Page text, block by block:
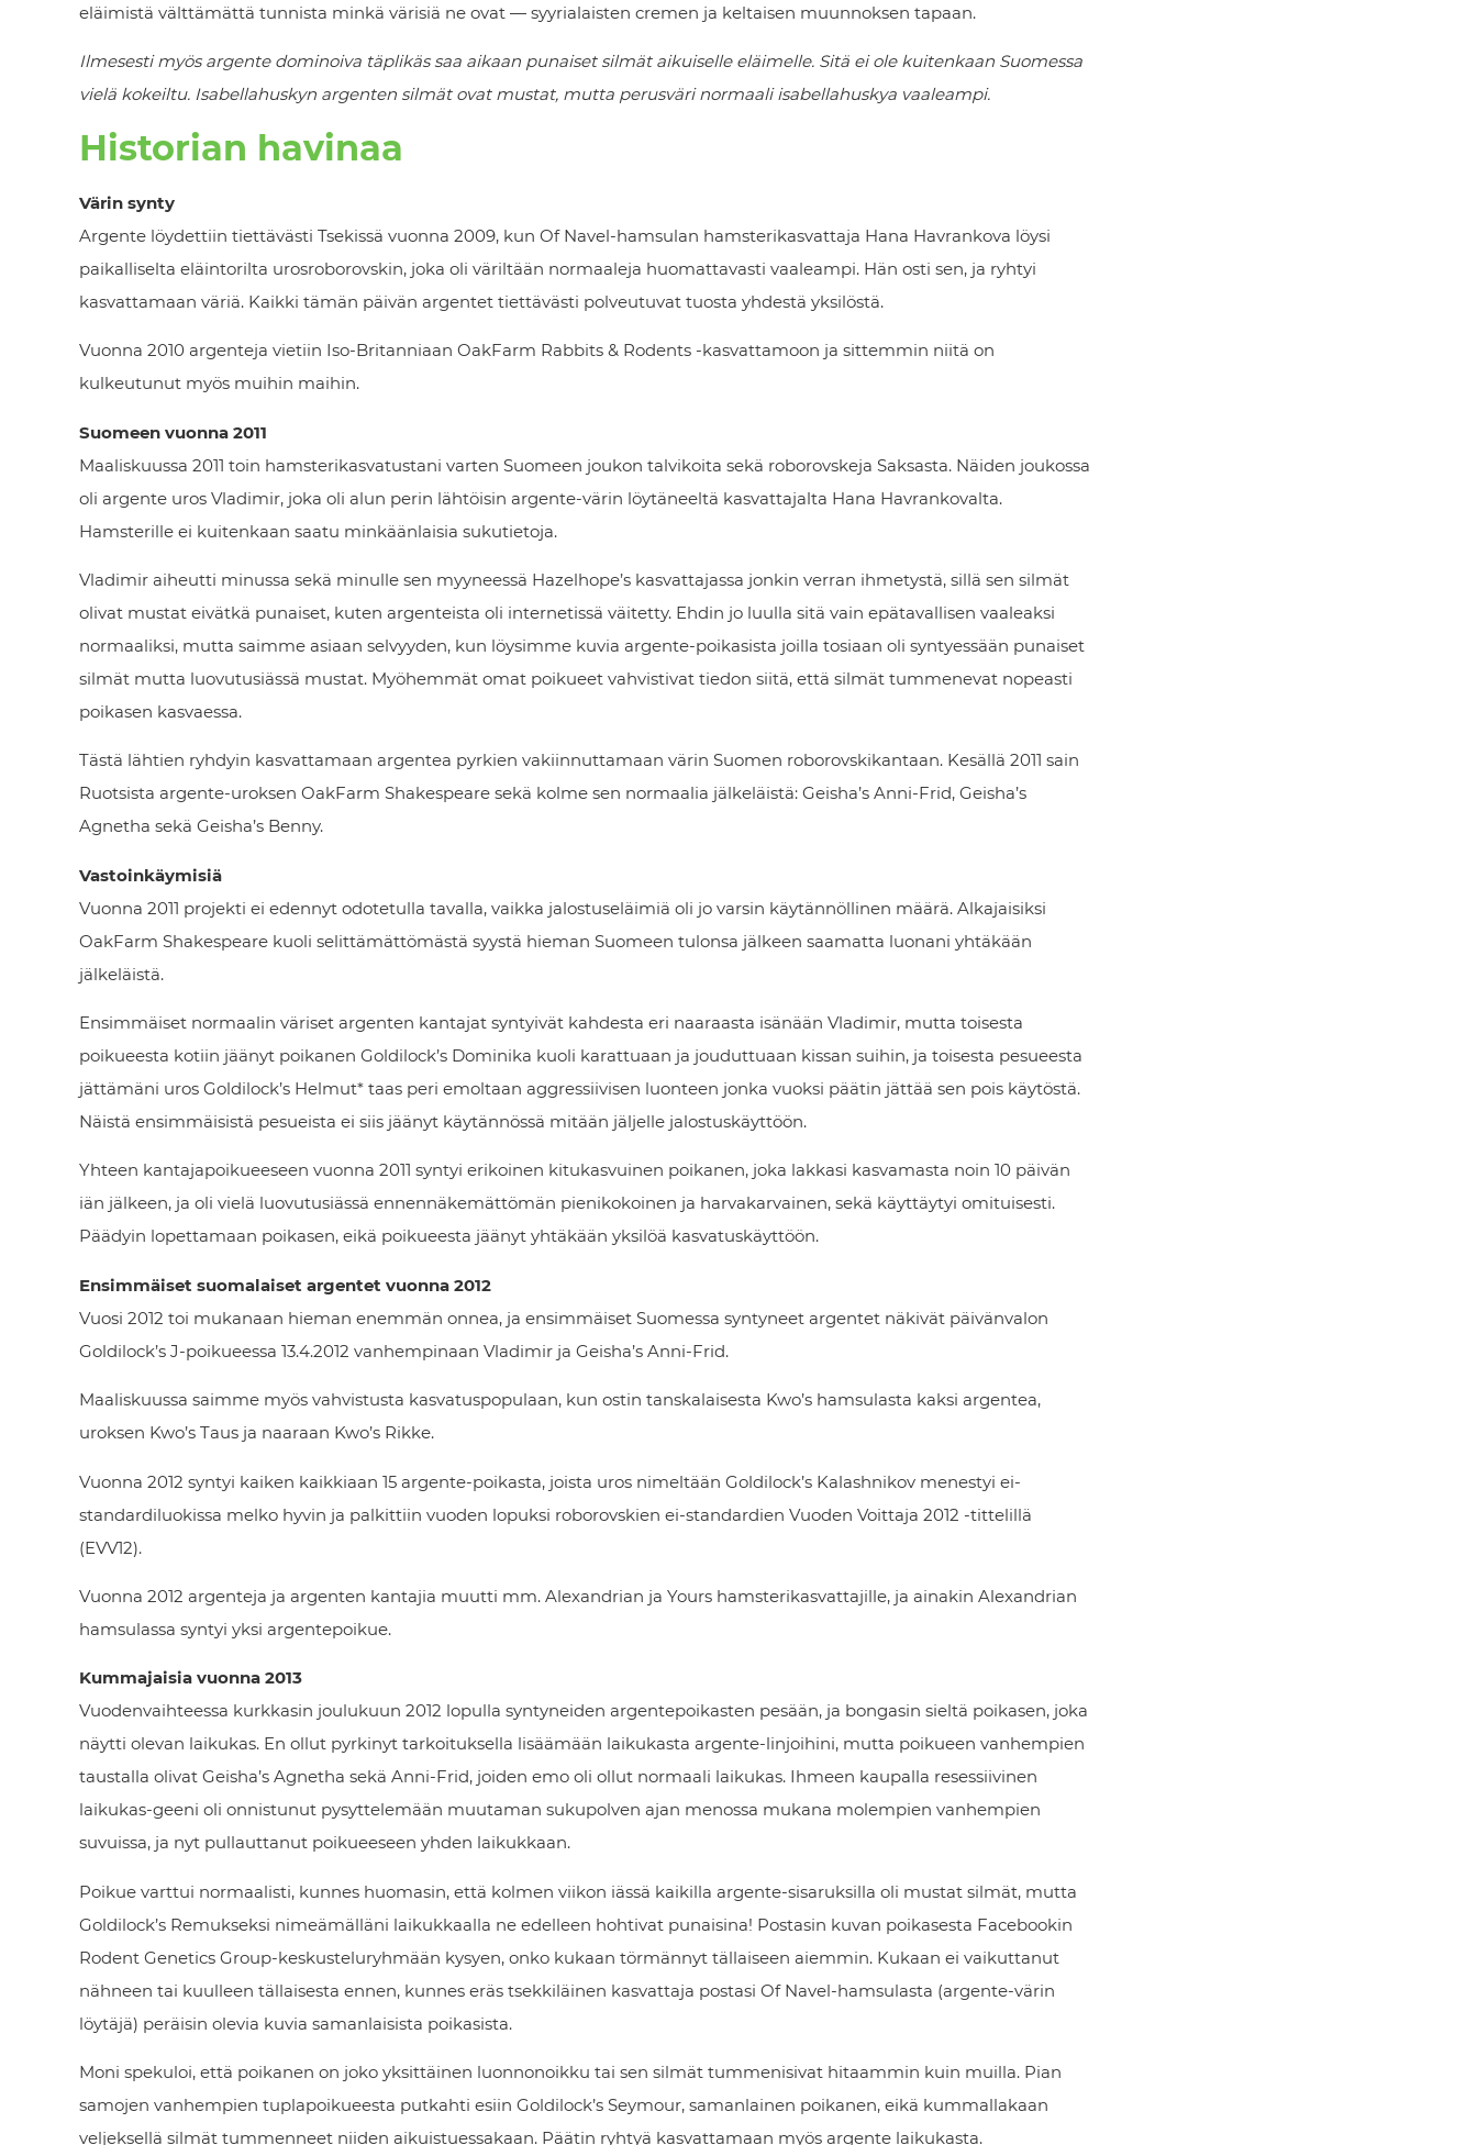
eläimistä välttämättä tunnista minkä värisiä ne ovat — syyrialaisten cremen ja keltaisen muunnoksen tapaan.
Ilmesesti myös argente dominoiva täplikäs saa aikaan punaiset silmät aikuiselle eläimelle. Sitä ei ole kuitenkaan Suomessa
vielä kokeiltu. Isabellahuskyn argenten silmät ovat mustat, mutta perusväri normaali isabellahuskya vaaleampi.
Historian havinaa
Värin synty
Argente löydettiin tiettävästi Tsekissä vuonna 2009, kun Of Navel-hamsulan hamsterikasvattaja Hana Havrankova löysi
paikalliselta eläintorilta urosroborovskin, joka oli väriltään normaaleja huomattavasti vaaleampi. Hän osti sen, ja ryhtyi
kasvattamaan väriä. Kaikki tämän päivän argentet tiettävästi polveutuvat tuosta yhdestä yksilöstä.
Vuonna 2010 argenteja vietiin Iso-Britanniaan OakFarm Rabbits & Rodents -kasvattamoon ja sittemmin niitä on
kulkeutunut myös muihin maihin.
Suomeen vuonna 2011
Maaliskuussa 2011 toin hamsterikasvatustani varten Suomeen joukon talvikoita sekä roborovskeja Saksasta. Näiden joukossa
oli argente uros Vladimir, joka oli alun perin lähtöisin argente-värin löytäneeltä kasvattajalta Hana Havrankovalta.
Hamsterille ei kuitenkaan saatu minkäänlaisia sukutietoja.
Vladimir aiheutti minussa sekä minulle sen myyneessä Hazelhope’s kasvattajassa jonkin verran ihmetystä, sillä sen silmät
olivat mustat eivätkä punaiset, kuten argenteista oli internetissä väitetty. Ehdin jo luulla sitä vain epätavallisen vaaleaksi
normaaliksi, mutta saimme asiaan selvyyden, kun löysimme kuvia argente-poikasista joilla tosiaan oli syntyessään punaiset
silmät mutta luovutusiässä mustat. Myöhemmät omat poikueet vahvistivat tiedon siitä, että silmät tummenevat nopeasti
poikasen kasvaessa.
Tästä lähtien ryhdyin kasvattamaan argentea pyrkien vakiinnuttamaan värin Suomen roborovskikantaan. Kesällä 2011 sain
Ruotsista argente-uroksen OakFarm Shakespeare sekä kolme sen normaalia jälkeläistä: Geisha’s Anni-Frid, Geisha’s
Agnetha sekä Geisha’s Benny.
Vastoinkäymisiä
Vuonna 2011 projekti ei edennyt odotetulla tavalla, vaikka jalostuseläimiä oli jo varsin käytännöllinen määrä. Alkajaisiksi
OakFarm Shakespeare kuoli selittämättömästä syystä hieman Suomeen tulonsa jälkeen saamatta luonani yhtäkään
jälkeläistä.
Ensimmäiset normaalin väriset argenten kantajat syntyivät kahdesta eri naaraasta isänään Vladimir, mutta toisesta
poikueesta kotiin jäänyt poikanen Goldilock’s Dominika kuoli karattuaan ja jouduttuaan kissan suihin, ja toisesta pesueesta
jättämäni uros Goldilock’s Helmut* taas peri emoltaan aggressiivisen luonteen jonka vuoksi päätin jättää sen pois käytöstä.
Näistä ensimmäisistä pesueista ei siis jäänyt käytännössä mitään jäljelle jalostuskäyttöön.
Yhteen kantajapoikueeseen vuonna 2011 syntyi erikoinen kitukasvuinen poikanen, joka lakkasi kasvamasta noin 10 päivän
iän jälkeen, ja oli vielä luovutusiässä ennennäkemättömän pienikokoinen ja harvakarvainen, sekä käyttäytyi omituisesti.
Päädyin lopettamaan poikasen, eikä poikueesta jäänyt yhtäkään yksilöä kasvatuskäyttöön.
Ensimmäiset suomalaiset argentet vuonna 2012
Vuosi 2012 toi mukanaan hieman enemmän onnea, ja ensimmäiset Suomessa syntyneet argentet näkivät päivänvalon
Goldilock’s J-poikueessa 13.4.2012 vanhempinaan Vladimir ja Geisha’s Anni-Frid.
Maaliskuussa saimme myös vahvistusta kasvatuspopulaan, kun ostin tanskalaisesta Kwo’s hamsulasta kaksi argentea,
uroksen Kwo’s Taus ja naaraan Kwo’s Rikke.
Vuonna 2012 syntyi kaiken kaikkiaan 15 argente-poikasta, joista uros nimeltään Goldilock’s Kalashnikov menestyi ei-
standardiluokissa melko hyvin ja palkittiin vuoden lopuksi roborovskien ei-standardien Vuoden Voittaja 2012 -tittelillä
(EVV12).
Vuonna 2012 argenteja ja argenten kantajia muutti mm. Alexandrian ja Yours hamsterikasvattajille, ja ainakin Alexandrian
hamsulassa syntyi yksi argentepoikue.
Kummajaisia vuonna 2013
Vuodenvaihteessa kurkkasin joulukuun 2012 lopulla syntyneiden argentepoikasten pesään, ja bongasin sieltä poikasen, joka
näytti olevan laikukas. En ollut pyrkinyt tarkoituksella lisäämään laikukasta argente-linjoihini, mutta poikueen vanhempien
taustalla olivat Geisha’s Agnetha sekä Anni-Frid, joiden emo oli ollut normaali laikukas. Ihmeen kaupalla resessiivinen
laikukas-geeni oli onnistunut pysyttelemään muutaman sukupolven ajan menossa mukana molempien vanhempien
suvuissa, ja nyt pullauttanut poikueeseen yhden laikukkaan.
Poikue varttui normaalisti, kunnes huomasin, että kolmen viikon iässä kaikilla argente-sisaruksilla oli mustat silmät, mutta
Goldilock’s Remukseksi nimeämälläni laikukkaalla ne edelleen hohtivat punaisina! Postasin kuvan poikasesta Facebookin
Rodent Genetics Group-keskusteluryhmään kysyen, onko kukaan törmännyt tällaiseen aiemmin. Kukaan ei vaikuttanut
nähneen tai kuulleen tällaisesta ennen, kunnes eräs tsekkiläinen kasvattaja postasi Of Navel-hamsulasta (argente-värin
löytäjä) peräisin olevia kuvia samanlaisista poikasista.
Moni spekuloi, että poikanen on joko yksittäinen luonnonoikku tai sen silmät tummenisivat hitaammin kuin muilla. Pian
samojen vanhempien tuplapoikueesta putkahti esiin Goldilock’s Seymour, samanlainen poikanen, eikä kummallakaan
veljeksellä silmät tummenneet niiden aikuistuessakaan. Päätin ryhtyä kasvattamaan myös argente laikukasta.